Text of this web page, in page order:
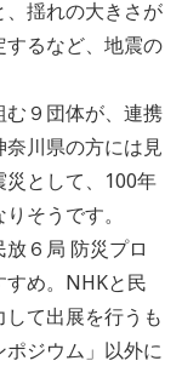
揺れの大きさが
するなど、地震の
９団体が、連携
川県の方には見
として、100年
そうです。
６局 防災プロ
め。NHKと民
て出展を行うも
ジウム」以外に